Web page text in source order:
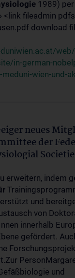
1989)
<link fileadmin
download
in-german-
wien-und-
neues
der
erweitern, indem
und
von
innerhalb
gefördert.
und